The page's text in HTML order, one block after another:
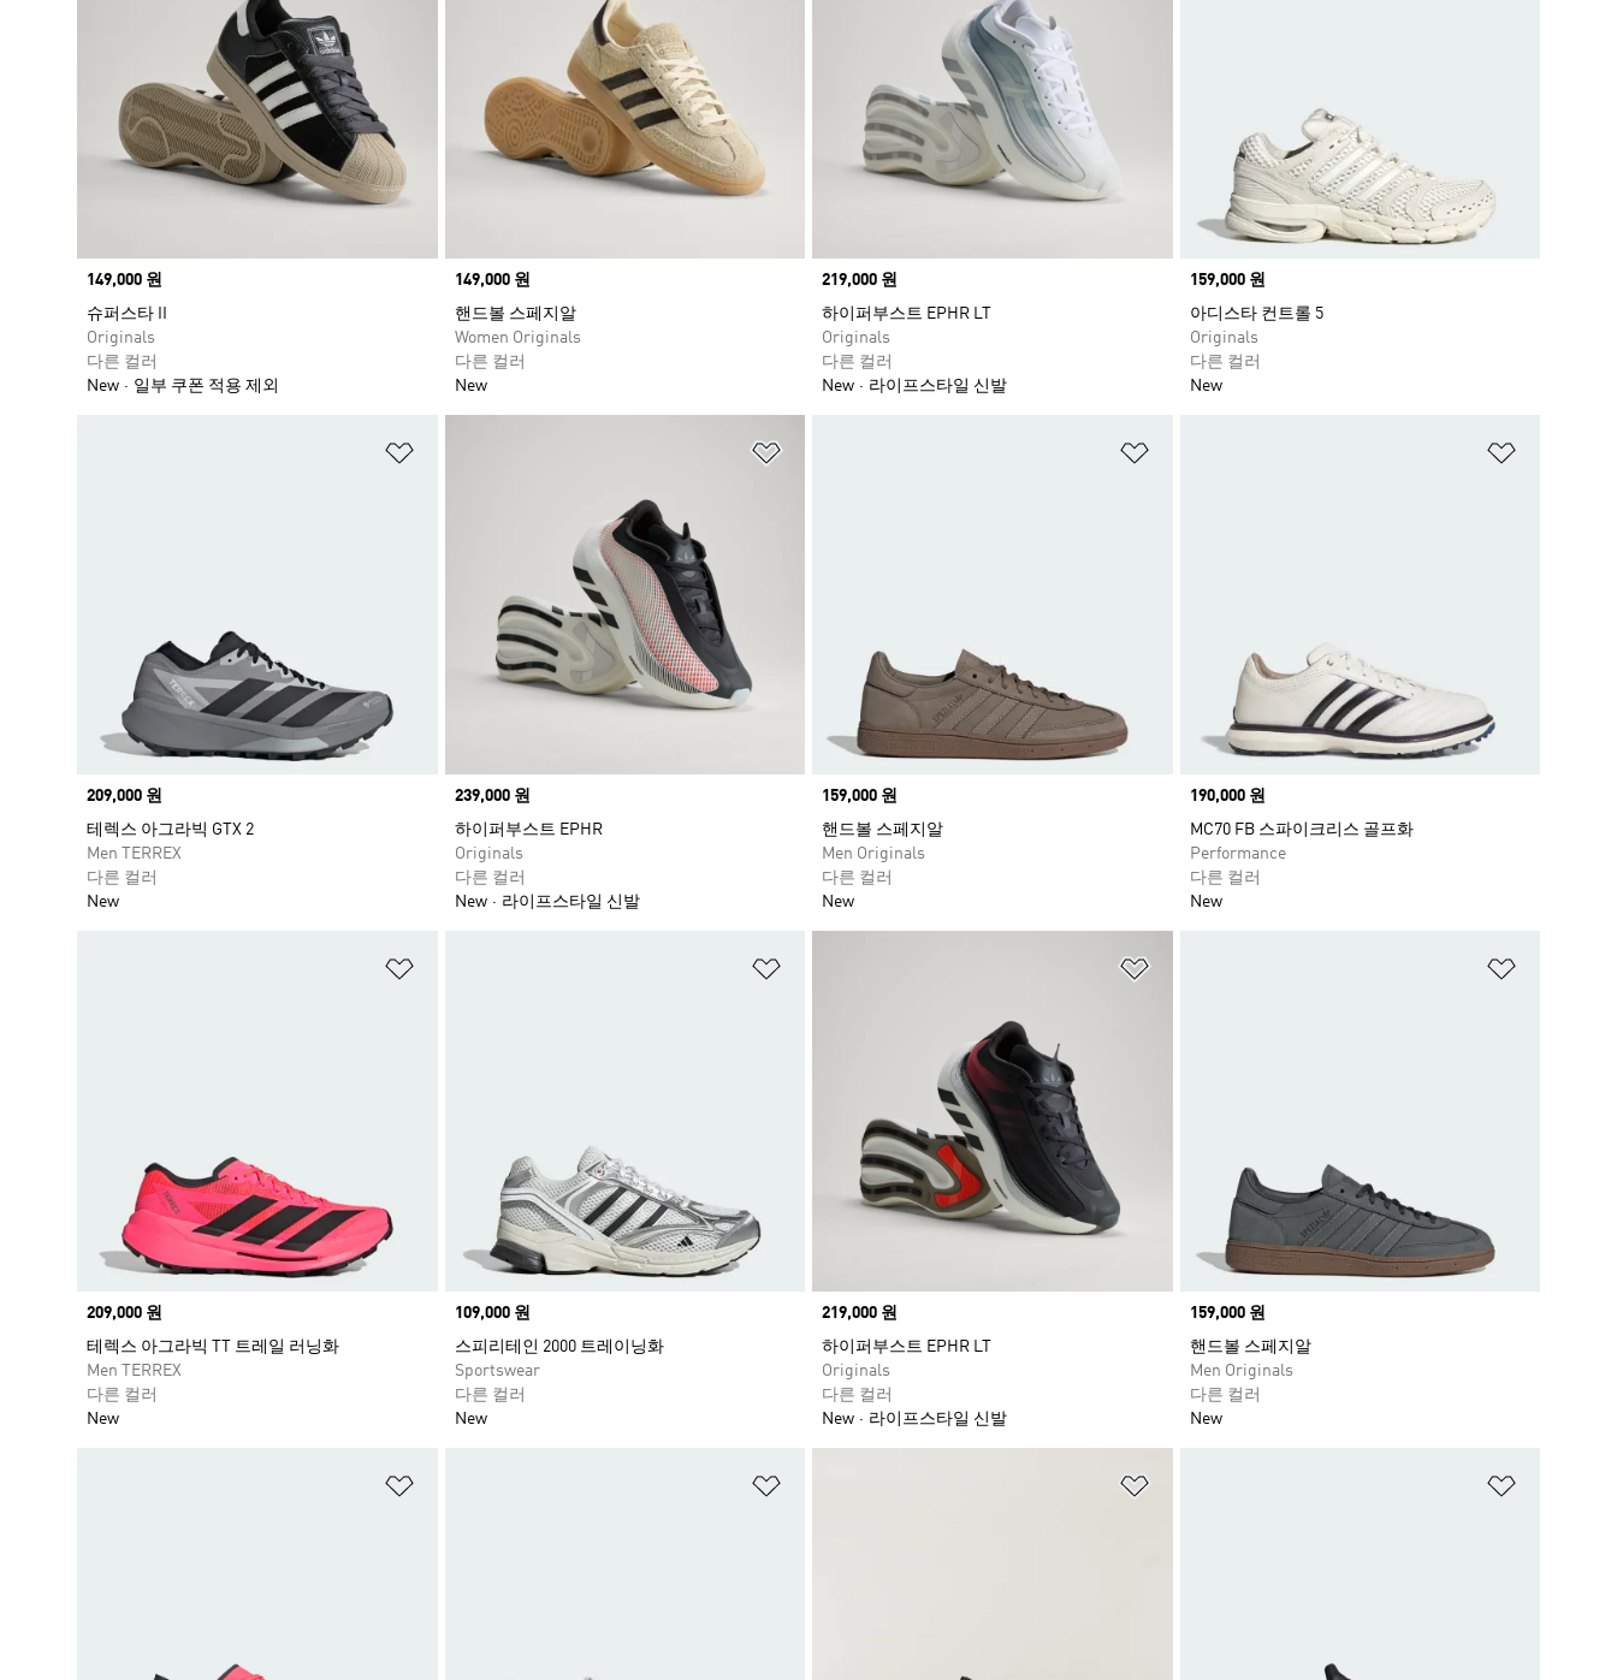
Price
149,000 원
슈퍼스타 II
Originals
다른 컬러
New
일부 쿠폰 적용 제외
Price
149,000 원
핸드볼 스페지알
Women Originals
다른 컬러
New
Price
219,000 원
하이퍼부스트 EPHR LT
Originals
다른 컬러
New
라이프스타일 신발
Price
159,000 원
아디스타 컨트롤 5
Originals
다른 컬러
New
Price
209,000 원
테렉스 아그라빅 GTX 2
Men TERREX
다른 컬러
New
Price
239,000 원
하이퍼부스트 EPHR
Originals
다른 컬러
New
라이프스타일 신발
Price
159,000 원
핸드볼 스페지알
Men Originals
다른 컬러
New
Price
190,000 원
MC70 FB 스파이크리스 골프화
Performance
다른 컬러
New
Price
209,000 원
테렉스 아그라빅 TT 트레일 러닝화
Men TERREX
다른 컬러
New
Price
109,000 원
스피리테인 2000 트레이닝화
Sportswear
다른 컬러
New
Price
219,000 원
하이퍼부스트 EPHR LT
Originals
다른 컬러
New
라이프스타일 신발
Price
159,000 원
핸드볼 스페지알
Men Originals
다른 컬러
New